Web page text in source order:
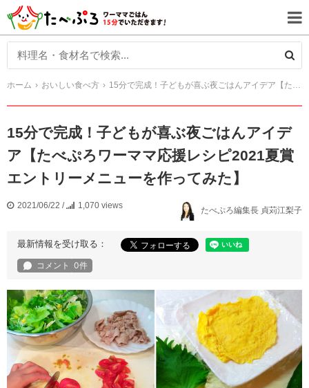
ホーム おいしい食べ方 15分で完成！子どもが喜ぶ夜ごはんアイデア【たべぷろワーママ応援レシピ2021夏賞エントリーメニューを作ってみた】
15分で完成！子どもが喜ぶ夜ごはんアイデ
ア【たべぷろワーママ応援レシピ2021夏賞
エントリーメニューを作ってみた】
2021/06/22 / 1,070 views たべぷろ編集長 貞苅江梨子
最新情報を受け取る：